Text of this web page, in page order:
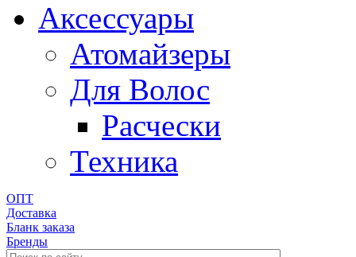
Aксессуары
Атомайзеры
Для Волос
Расчески
Техника
ОПТ
Доставка
Бланк заказа
Бренды